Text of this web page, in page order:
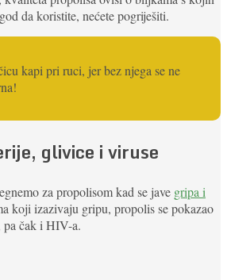
da koristite, nećete pogriješiti.
kapi pri ruci, jer bez njega se ne
glivice i viruse
za propolisom kad se jave gripa i
koji izazivaju gripu, propolis se pokazao
pa čak i HIV-a.